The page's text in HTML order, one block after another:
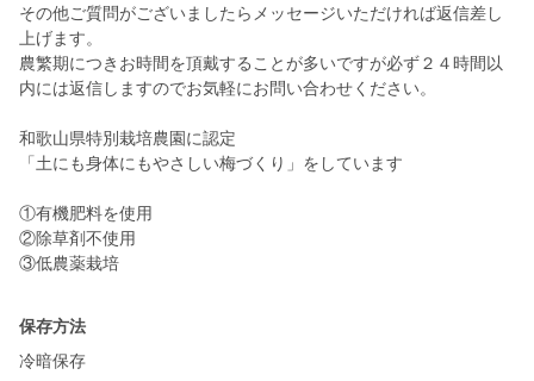
その他ご質問がございましたらメッセージいただければ返信差し
上げます。
農繁期につきお時間を頂戴することが多いですが必ず２４時間以
内には返信しますのでお気軽にお問い合わせください。
和歌山県特別栽培農園に認定
「土にも身体にもやさしい梅づくり」をしています
①有機肥料を使用
②除草剤不使用
保存方法
冷暗保存